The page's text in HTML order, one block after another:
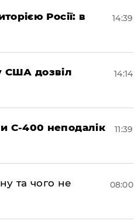
Росії: в
14:39
США дозвіл
14:14
С-400 неподалік
11:39
та чого не
08:00